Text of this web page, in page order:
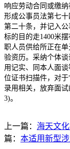
响应劳动合同或缴
形成公事员法第七
第二十条，并记入
标的目的走1400米
职人员供给所正在
验资历。采纳个体
用记实、同本人面
位证书扫描件，对
录用相关，放弃面
3)。
上一篇： 海天文
篇： 本适用新型